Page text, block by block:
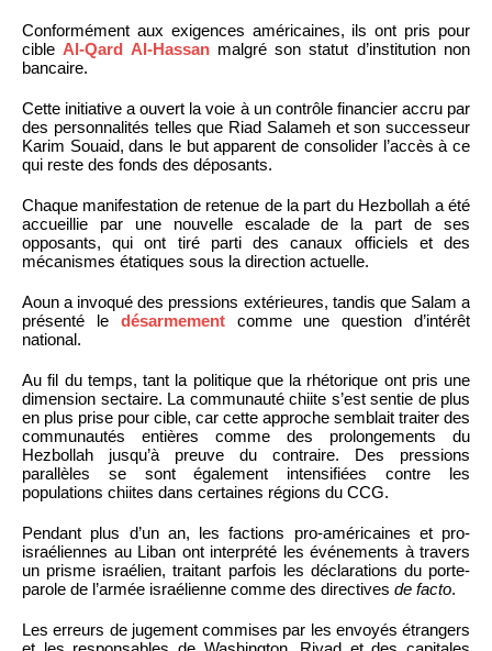
Conformément aux exigences américaines, ils ont pris pour
cible Al-Qard Al-Hassanmalgré son statut d’institution non
bancaire.
Cette initiative a ouvert la voie à un contrôle financier accru par
des personnalités telles que Riad Salameh et son successeur
Karim Souaid, dans le but apparent de consolider l’accès à ce
qui reste des fonds des déposants.
Chaque manifestation de retenue de la part du Hezbollah a été
accueillie par une nouvelle escalade de la part de ses
opposants, qui ont tiré parti des canaux officiels et des
mécanismes étatiques sous la direction actuelle.
Aoun a invoqué des pressions extérieures, tandis que Salam a
présenté le désarmementcomme une question d’intérêt
national.
Au fil du temps, tant la politique que la rhétorique ont pris une
dimension sectaire. La communauté chiite s’est sentie de plus
en plus prise pour cible, car cette approche semblait traiter des
communautés entières comme des prolongements du
Hezbollah jusqu’à preuve du contraire. Des pressions
parallèles se sont également intensifiées contre les
populations chiites dans certaines régions du CCG.
Pendant plus d’un an, les factions pro-américaines et pro-
israéliennes au Liban ont interprété les événements à travers
un prisme israélien, traitant parfois les déclarations du porte-
parole de l’armée israélienne comme des directives de facto.
Les erreurs de jugement commises par les envoyés étrangers